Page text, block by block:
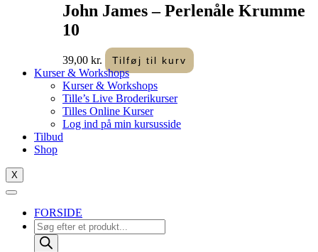
John James – Perlenåle Krumme
10
39,00 kr. Tilføj til kurv
Kurser & Workshops
Kurser & Workshops
Tille’s Live Broderikurser
Tilles Online Kurser
Log ind på min kursusside
Tilbud
Shop
X
FORSIDE
Products
search